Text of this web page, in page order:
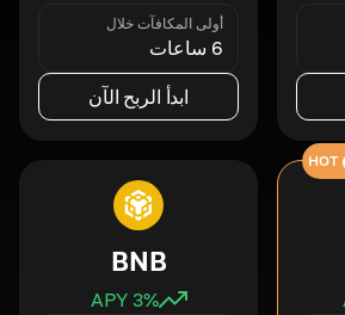
أولى المكافآت خلال
6 ساعات
ابدأ الربح الآن
HOT
BNB
3% APY